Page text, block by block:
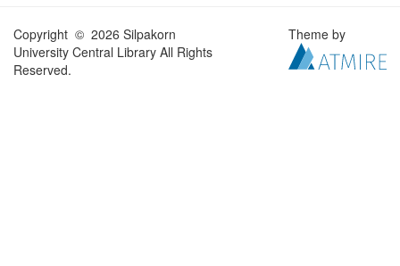
Copyright © 2026 Silpakorn
University Central Library All Rights
Reserved.
Theme by